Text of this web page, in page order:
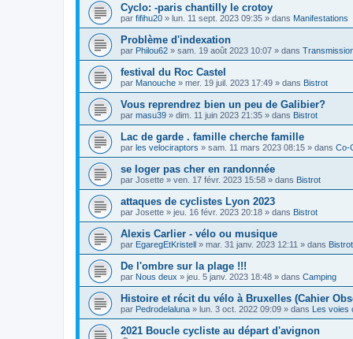
Cyclo: -paris chantilly le crotoy
par fifihu20 » lun. 11 sept. 2023 09:35 » dans Manifestations
Problème d'indexation
par Philou62 » sam. 19 août 2023 10:07 » dans
festival du Roc Castel
par Manouche » mer. 19 juil. 2023 17:49 » dans Bistrot
Vous reprendrez bien un peu de Galibier?
par masu39 » dim. 11 juin 2023 21:35 » dans Bistrot
Lac de garde . famille cherche famille
par les velociraptors » sam. 11 mars 2023 08:15 » dans Co-
se loger pas cher en randonnée
par Josette » ven. 17 févr. 2023 15:58 » dans Bistrot
attaques de cyclistes Lyon 2023
par Josette » jeu. 16 févr. 2023 20:18 » dans Bistrot
Alexis Carlier - vélo ou musique
par EgaregEtKristell » mar. 31 janv. 2023 12:11 » dans Bistrot
De l'ombre sur la plage !!!
par Nous deux » jeu. 5 janv. 2023 18:48 » dans Camping
Histoire et récit du vélo à Bruxelles (Cahier
par Pedrodelaluna » lun. 3 oct. 2022 09:09 » dans Les voies
2021 Boucle cycliste au départ d'avignon